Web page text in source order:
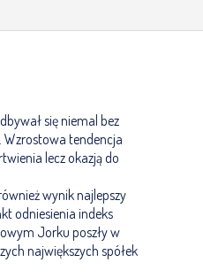
się niemal bez
Wzrostowa tendencja
lecz okazją do
wynik najlepszy
odniesienia indeks
Jorku poszły w
największych spółek